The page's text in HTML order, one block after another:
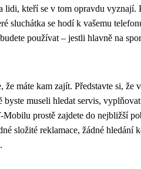
lidi, kteří se v tom opravdu vyznají.
sluchátka se hodí k vašemu
používat – jestli hlavně na
že máte kam zajít. Představte si, že
byste museli hledat servis,
prostě zajdete do nejbližší
složité reklamace, žádné hledání
.